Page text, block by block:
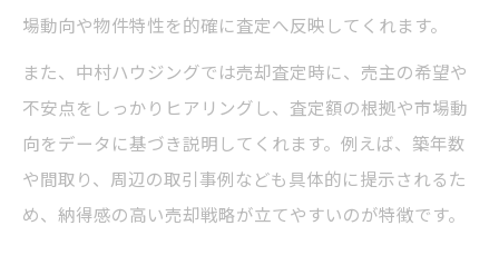
場動向や物件特性を的確に査定へ反映してくれます。
また、中村ハウジングでは売却査定時に、売主の希望や
不安点をしっかりヒアリングし、査定額の根拠や市場動
向をデータに基づき説明してくれます。例えば、築年数
や間取り、周辺の取引事例なども具体的に提示されるた
め、納得感の高い売却戦略が立てやすいのが特徴です。